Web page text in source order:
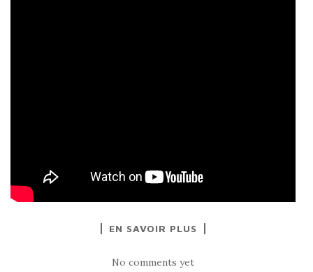
EN SAVOIR PLUS
No comments yet